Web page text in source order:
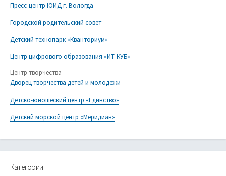
Пресс-центр ЮИД г. Вологда
Городской родительский совет
Детский технопарк «Кванториум»
Центр цифрового образования «ИТ-КУБ»
Центр творчества
Дворец творчества детей и молодежи
Детско-юношеский центр «Единство»
Детский морской центр «Меридиан»
Категории